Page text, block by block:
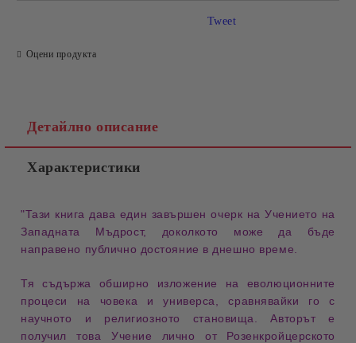
Оцени продукта
Tweet
Детайлно описание
Характеристики
"Тази книга дава един завършен очерк на Учението на
Западната Мъдрост, доколкото може да бъде
направено публично достояние в днешно време.
Тя съдържа обширно изложение на еволюционните
процеси на човека и универса, сравнявайки го с
научното и религиозното становища. Авторът е
получил това Учение лично от Розенкройцерското